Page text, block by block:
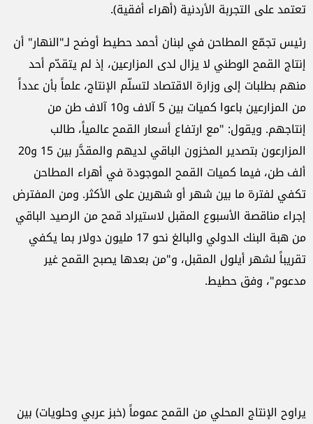
تعتمد على التجربة الأردنية (أهراء أفقية).
رئيس تجمّع المطاحن في لبنان أحمد حطيط أوضح لـ"النهار" أن
إنتاج القمح الوطني لا يزال لدى المزارعين، إذ لم يتقدّم أحد
منهم بطلبات إلى وزارة الاقتصاد لتسلّم الإنتاج، علماً بأن عدداً
من المزارعين باعوا كميات بين 5 آلاف و10 آلاف طن من
إنتاجهم. ويقول: "مع ارتفاع أسعار القمح عالمياً، طالب
المزارعون بتصدير المخزون الباقي لديهم والمقدَّر بين 15 و20
ألف طن، فيما كميات القمح الموجودة في أهراء المطاحن
تكفي لفترة ما بين شهر أو شهرين على الأكثر. ومن المفترض
إجراء مناقصة الأسبوع المقبل لاستيراد قمح من الرصيد الباقي
من هبة البنك الدولي والبالغ نحو 17 مليون دولار بما يكفي
تقريباً لشهر أيلول المقبل، و"من بعدها يصبح القمح غير
مدعوم"، وفق حطيط.
يراوح الإنتاج المحلي من القمح عموماً (خبز عربي وحلويات) بين